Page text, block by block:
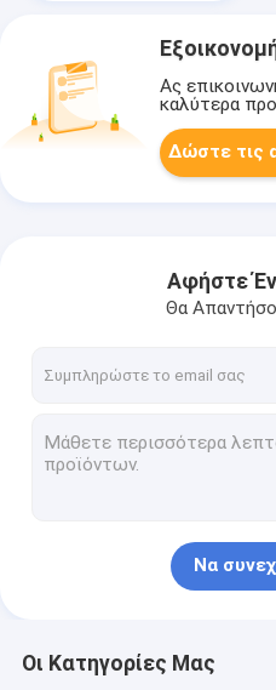
Ας
καλύτερα
Δώστε τις
Αφήστε
Θα
Να
Οι Κατηγορίες Μας